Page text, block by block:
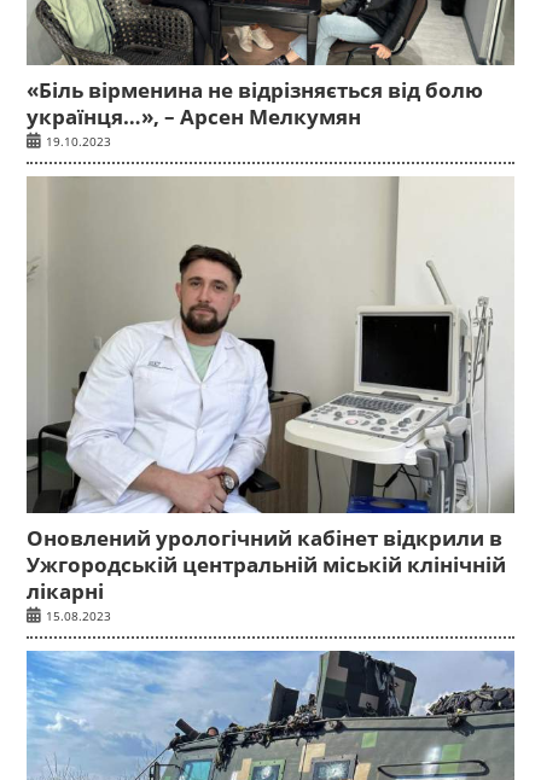
«Біль вірменина не відрізняється від болю
українця…», – Арсен Мелкумян
19.10.2023
Оновлений урологічний кабінет відкрили в
Ужгородській центральній міській клінічній
лікарні
15.08.2023